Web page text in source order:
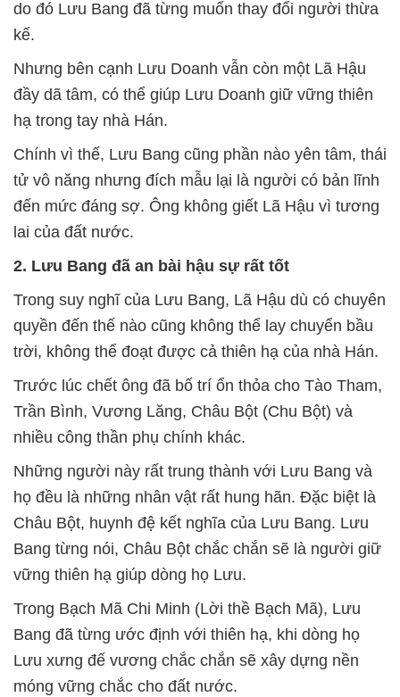
do đó Lưu Bang đã từng muốn thay đổi người thừa
kế.
Nhưng bên cạnh Lưu Doanh vẫn còn một Lã Hậu
đầy dã tâm, có thể giúp Lưu Doanh giữ vững thiên
hạ trong tay nhà Hán.
Chính vì thế, Lưu Bang cũng phần nào yên tâm, thái
tử vô năng nhưng đích mẫu lại là người có bản lĩnh
đến mức đáng sợ. Ông không giết Lã Hậu vì tương
lai của đất nước.
2. Lưu Bang đã an bài hậu sự rất tốt
Trong suy nghĩ của Lưu Bang, Lã Hậu dù có chuyên
quyền đến thế nào cũng không thể lay chuyển bầu
trời, không thể đoạt được cả thiên hạ của nhà Hán.
Trước lúc chết ông đã bố trí ổn thỏa cho Tào Tham,
Trần Bình, Vương Lăng, Châu Bột (Chu Bột) và
nhiều công thần phụ chính khác.
Những người này rất trung thành với Lưu Bang và
họ đều là những nhân vật rất hung hãn. Đặc biệt là
Châu Bột, huynh đệ kết nghĩa của Lưu Bang. Lưu
Bang từng nói, Châu Bột chắc chắn sẽ là người giữ
vững thiên hạ giúp dòng họ Lưu.
Trong Bạch Mã Chi Minh (Lời thề Bạch Mã), Lưu
Bang đã từng ước định với thiên hạ, khi dòng họ
Lưu xưng đế vương chắc chắn sẽ xây dựng nền
móng vững chắc cho đất nước.